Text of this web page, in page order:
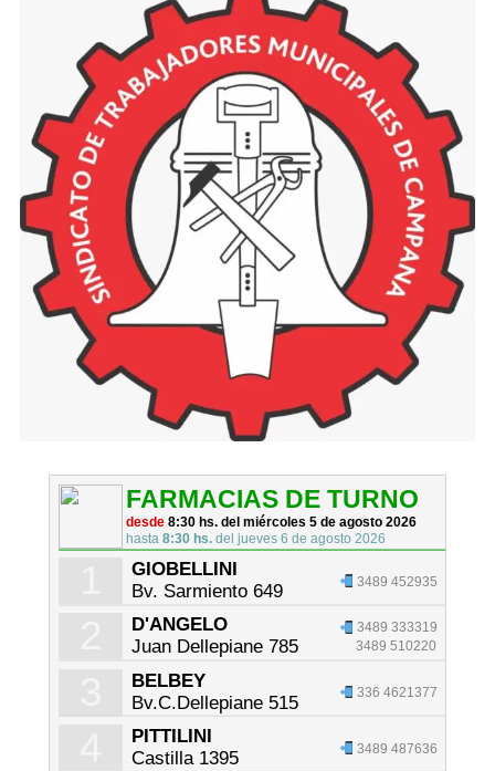
FARMACIAS DE TURNO
desde8:30 hs. del miércoles 5 de agosto 2026
hasta8:30 hs. del jueves 6 de agosto 2026
GIOBELLINI
Bv. Sarmiento 649
3489 452935
D'ANGELO
Juan Dellepiane 785
3489 333319
3489 510220
BELBEY
Bv.C.Dellepiane 515
336 4621377
PITTILINI
Castilla 1395
3489 487636